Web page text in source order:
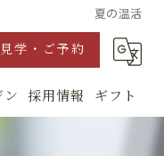
夏の温活
学・ご予約
ン 採用情報 ギフト